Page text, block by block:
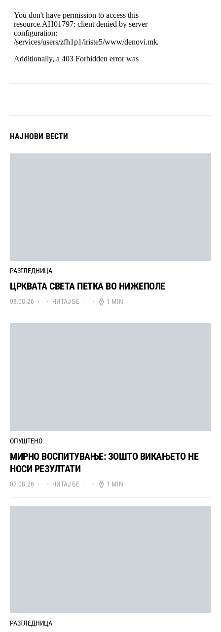
НАЈНОВИ ВЕСТИ
РАЗГЛЕДНИЦА
ЦРКВАТА СВЕТА ПЕТКА ВО НИЖЕПОЛЕ
08.08.26 ЧИТАЈ БЕ 1 MIN
ОПУШТЕНО
МИРНО ВОСПИТУВАЊЕ: ЗОШТО ВИКАЊЕТО НЕ
НОСИ РЕЗУЛТАТИ
07.08.26 ЧИТАЈ БЕ 1 MIN
РАЗГЛЕДНИЦА